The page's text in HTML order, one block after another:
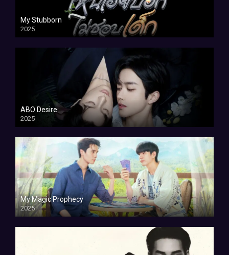
My Stubborn
2025
ABO Desire
2025
My Magic Prophecy
2025